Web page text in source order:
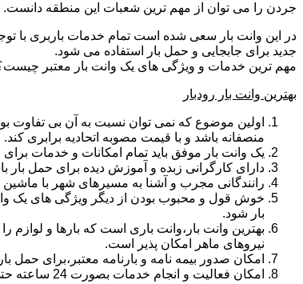
جردن را می توان از مهم ترین شعبات این منطقه دانست.
در این وانت بار سعی شده است تمام خدمات باربری با
جدید برای جابجایی و حمل بار استفاده می شود.
مهم ترین خدمات و ویژگی های یک وانت بار معتبر
بهترین وانت بار رودبار
اولین موضوع که نمی توان نسبت به آن بی تفاوت
منصفانه باشد و با قیمت مصوبه اتحادیه برابری کند.
یک وانت بار موفق باید تمام امکانات و خدمات برای
دارای کارگرانی زبده و آموزش دیده برای حمل بار
رانندگانی مجرب و آشنا به مسیرهای شهر با
خوش قول و محبوب بودن از دیگر ویژگی های یک
بار شود.
بهترین وانت بار،وانت باری است که بارها و لوازم
نیروهای ماهر امکان پذیر است.
امکان صدور بیمه نامه و بارنامه معتبر،برای
امکان فعالیت و انجام خدمات بصورت 24 ساعته حتی در ایام تعطیل